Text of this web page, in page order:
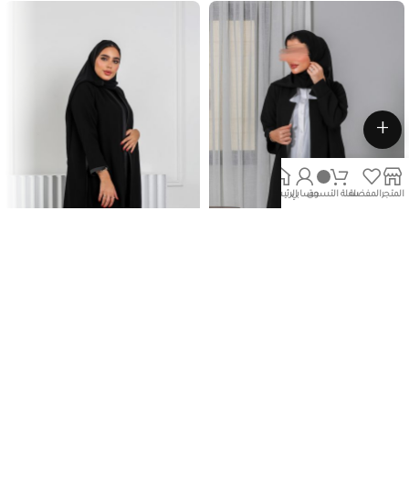
المتجرالمفضلةسلة التسوقحسابيالرئيسية
+